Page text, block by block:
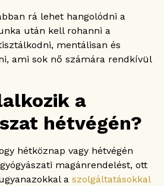
kérdések
a hétvégi
alatt is felkereshető a
tüneteivel is érdemes
fordulni?
ha a hétvégi vizsgálat sürgős
teszt és vérzés esetén
nőgyógyászat?
rá lehet hangolódni a
után kell rohanni a
mentálisan és
ami sok nő számára rendkívül
a
hétvégén?
hétköznap vagy hétvégén
magánrendelést, ott
a szolgáltatásokkal